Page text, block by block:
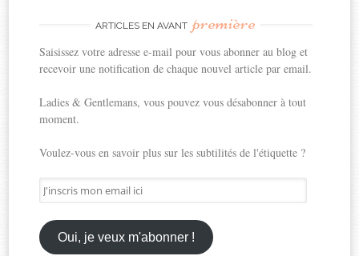
ARTICLES EN AVANT première
Saisissez votre adresse e-mail pour vous abonner au blog et
recevoir une notification de chaque nouvel article par email.
Ladies & Gentlemans, vous pouvez vous désabonner à tout
moment.
Voulez-vous en savoir plus sur les subtilités de l'étiquette ?
J'inscris
mon
email
ici
Oui, je veux m'abonner !